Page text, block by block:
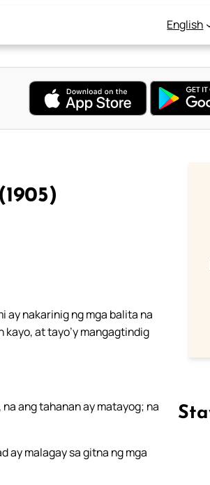
English
ay nakarinig ng mga balita na
kayo, at tayo’y mangagtindig
ang tahanan ay matayog; na
ay malagay sa gitna ng mga